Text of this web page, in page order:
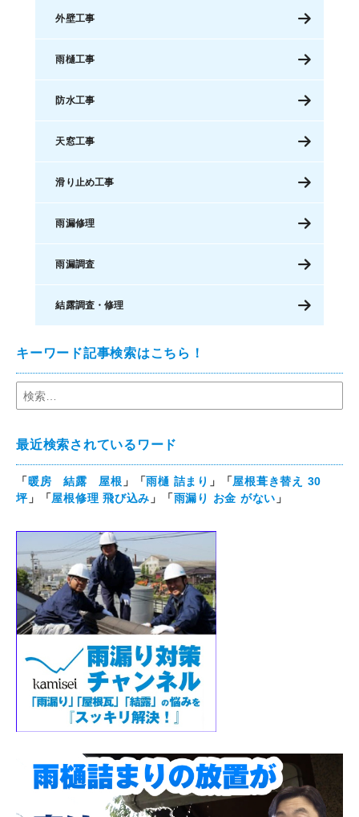
外壁工事
雨樋工事
防水工事
天窓工事
滑り止め工事
雨漏修理
雨漏調査
結露調査・修理
キーワード記事検索はこちら！
最近検索されているワード
「暖房 結露 屋根 」「雨樋 詰まり 」「屋根葺き替え 30
坪」「屋根修理 飛び込み 」「雨漏り お金 がない 」